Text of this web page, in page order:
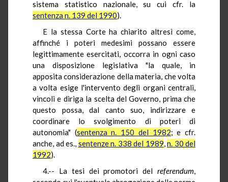
sistema statistico nazionale, su cui cfr. la
sentenza n. 139 del 1990).
E la stessa Corte ha chiarito altresì come,
affinché i poteri medesimi possano essere
legittimamente esercitati, occorra in ogni caso
una disposizione legislativa "la quale, in
apposita considerazione della materia, che volta
a volta esige l'intervento degli organi centrali,
vincoli e diriga la scelta del Governo, prima che
questo possa, dal canto suo, indirizzare e
coordinare lo svolgimento di poteri di
autonomia" (sentenza n. 150 del 1982; e cfr.
anche, ad es., sentenze n. 338 del 1989,n. 30 del
1992).
4.-- La tesi dei promotori del referendum,